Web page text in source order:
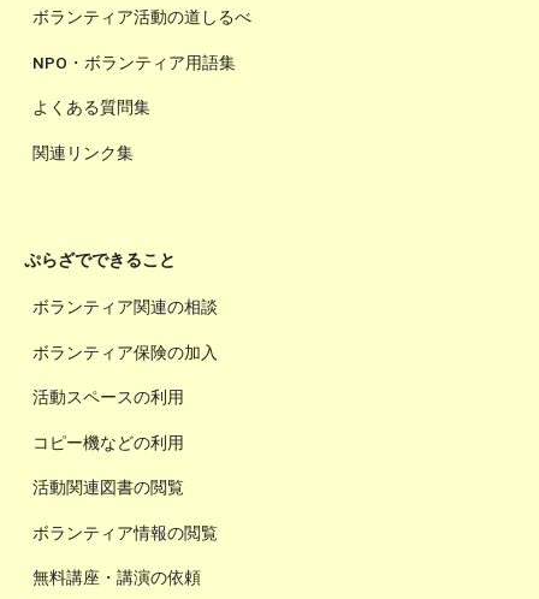
ボランティア活動の道しるべ
NPO・ボランティア用語集
よくある質問集
関連リンク集
ぷらざでできること
ボランティア関連の相談
ボランティア保険の加入
活動スペースの利用
コピー機などの利用
活動関連図書の閲覧
ボランティア情報の閲覧
無料講座・講演の依頼